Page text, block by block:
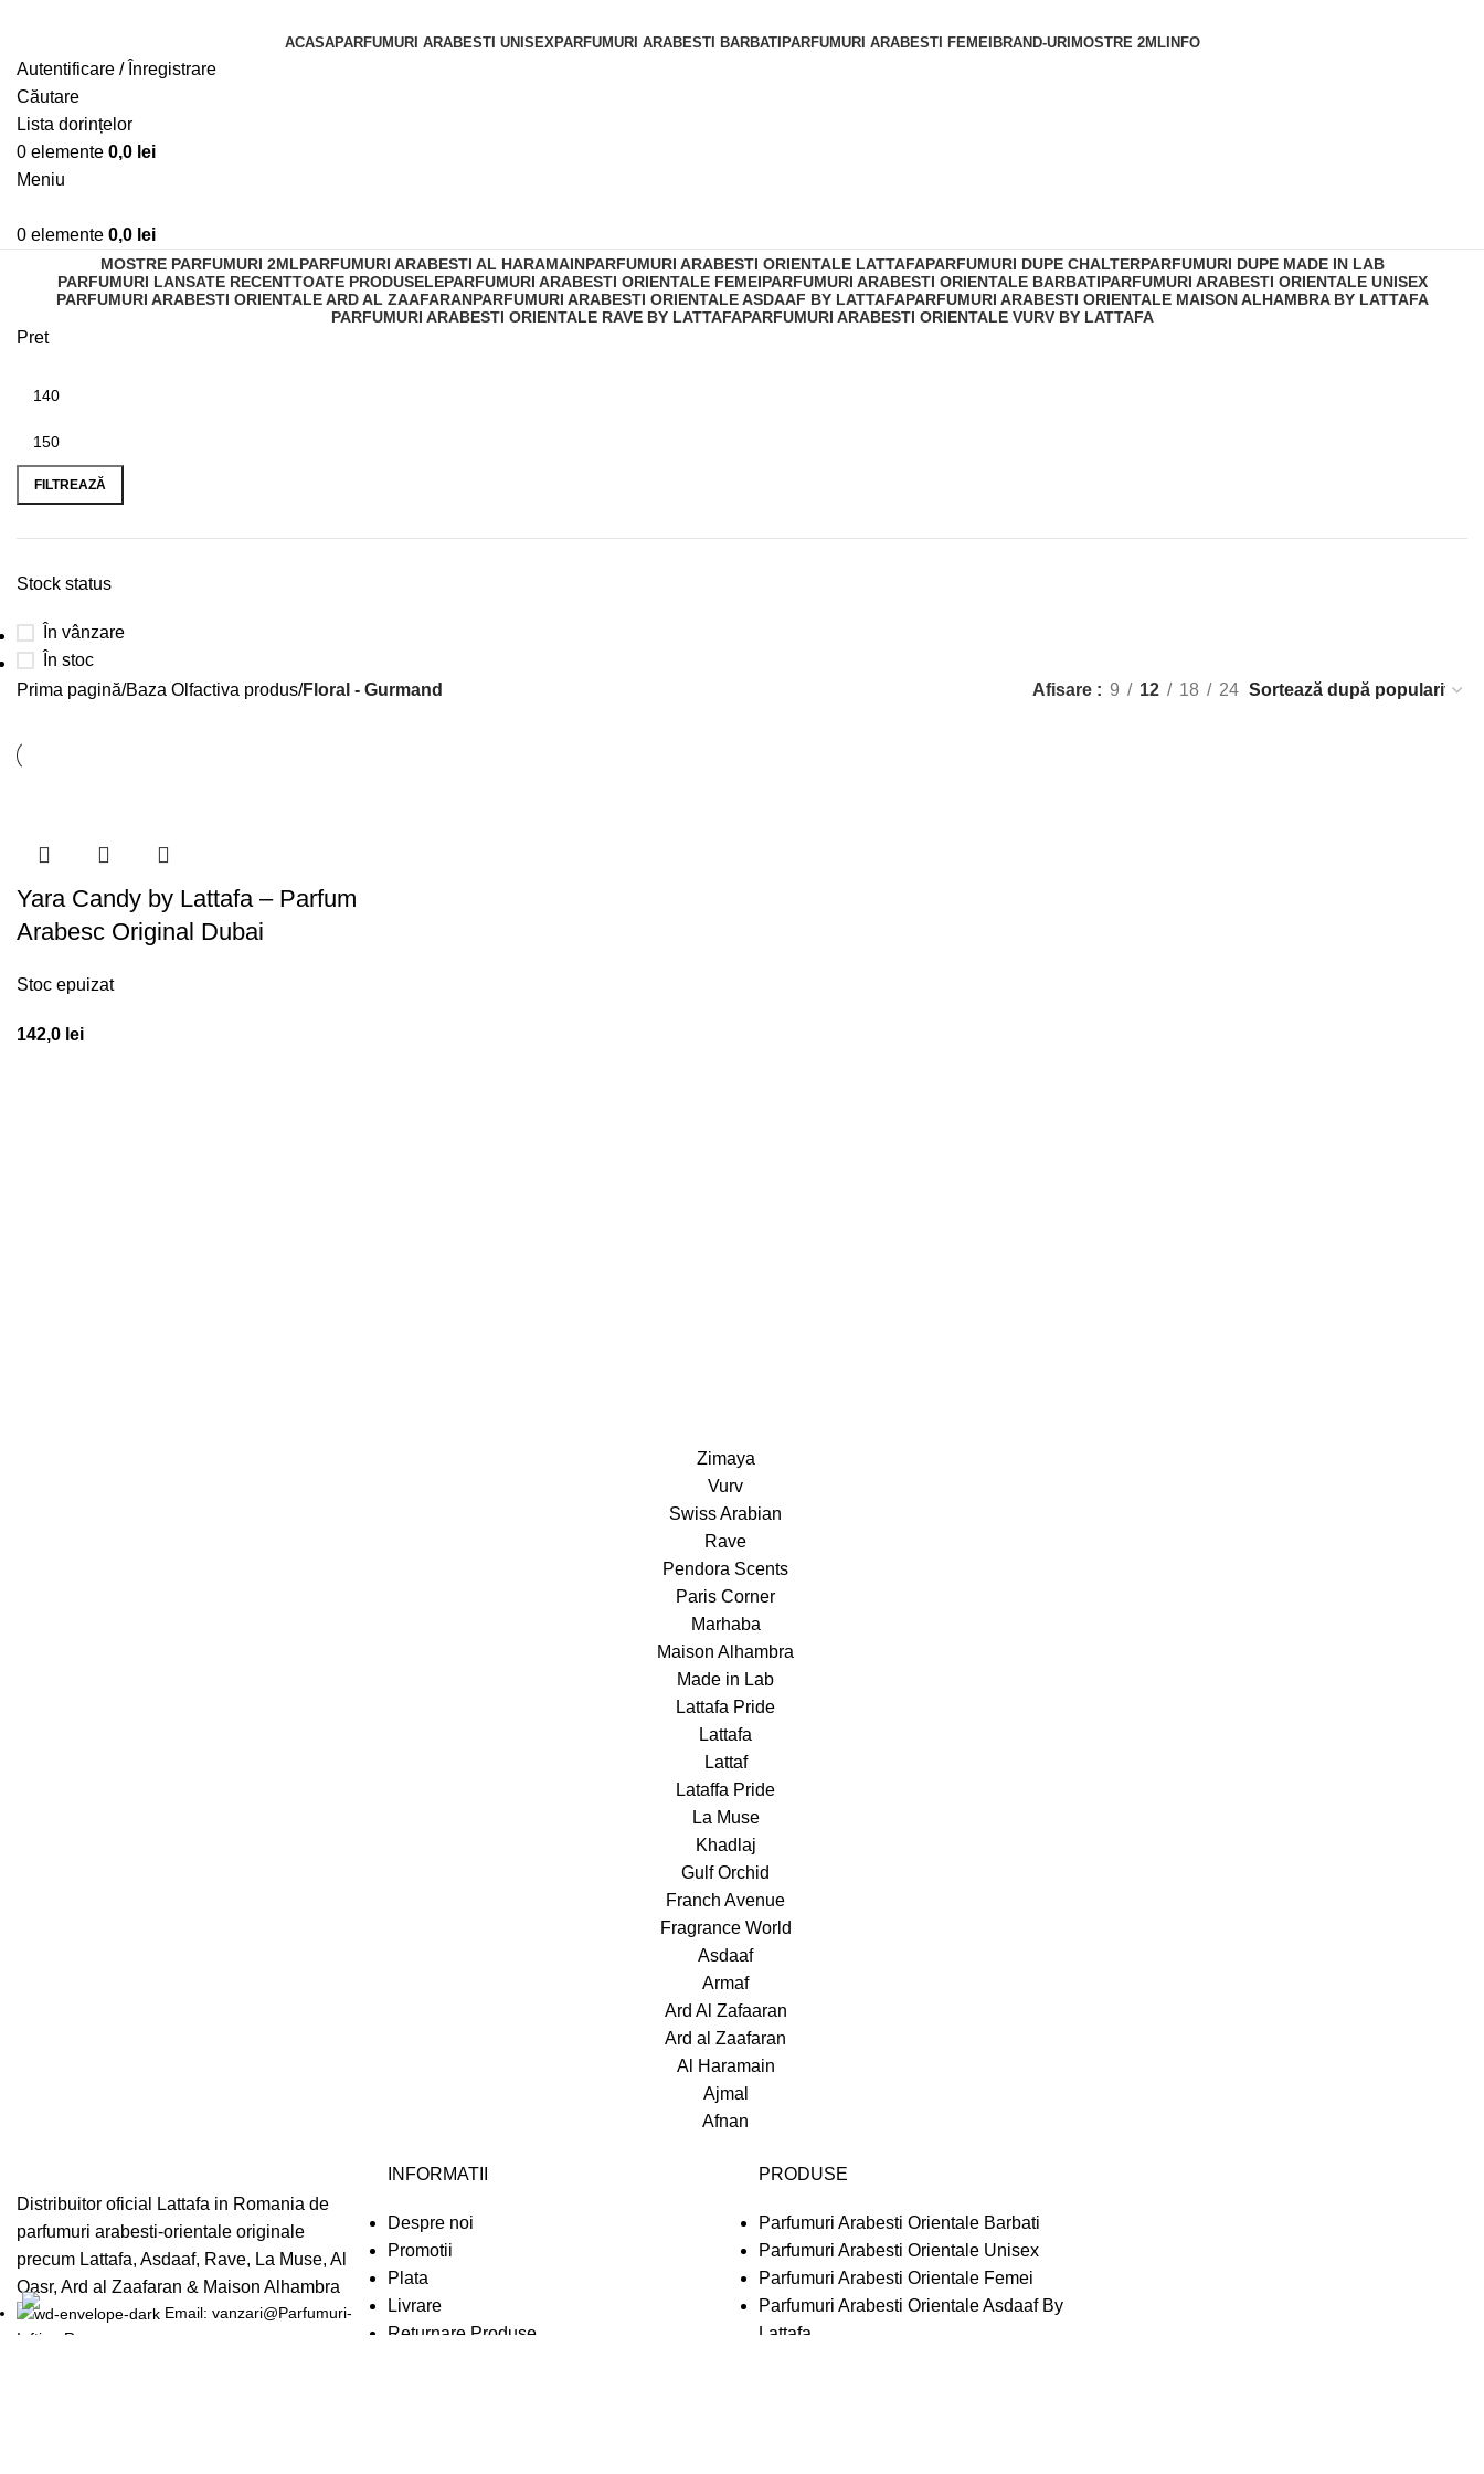
ACASAPARFUMURI ARABESTI UNISEXPARFUMURI ARABESTI BARBATI PARFUMURI ARABESTI FEMEI BRAND-URI MOSTRE 2MLINFO
Autentificare / Înregistrare
Căutare
Lista dorințelor
0 elemente 0,0 lei
Meniu
0 elemente 0,0 lei
MOSTRE PARFUMURI 2MLPARFUMURI ARABESTI AL HARAMAINPARFUMURI ARABESTI ORIENTALE LATTAFAPARFUMURI DUPE CHALTERPARFUMURI DUPE MADE IN LAB
PARFUMURI LANSATE RECENTTOATE PRODUSELEPARFUMURI ARABESTI ORIENTALE FEMEIPARFUMURI ARABESTI ORIENTALE BARBATIPARFUMURI ARABESTI ORIENTALE UNISEX
PARFUMURI ARABESTI ORIENTALE ARD AL ZAAFARANPARFUMURI ARABESTI ORIENTALE ASDAAF BY LATTAFAPARFUMURI ARABESTI ORIENTALE MAISON ALHAMBRA BY LATTAFA
PARFUMURI ARABESTI ORIENTALE RAVE BY LATTAFAPARFUMURI ARABESTI ORIENTALE VURV BY LATTAFA
Pret
FILTREAZĂ
Stock status
În vânzare
În stoc
Prima pagină Baza Olfactiva produs Floral - Gurmand Afisare 9 12 18 24
Yara Candy by Lattafa – Parfum
Arabesc Original Dubai
Stoc epuizat
142,0 lei
Zimaya
Vurv
Swiss Arabian
Rave
Pendora Scents
Paris Corner
Marhaba
Maison Alhambra
Made in Lab
Lattafa Pride
Lattafa
Lattaf
Lataffa Pride
La Muse
Khadlaj
Gulf Orchid
Franch Avenue
Fragrance World
Asdaaf
Armaf
Ard Al Zafaaran
Ard al Zaafaran
Al Haramain
Ajmal
Afnan
Distribuitor oficial Lattafa in Romania de
parfumuri arabesti-orientale originale
precum Lattafa, Asdaaf, Rave, La Muse, Al
Qasr, Ard al Zaafaran & Maison Alhambra
Email: vanzari@Parfumuri-
Ieftine.Ro
INFORMATII
Despre noi
Promotii
Plata
Livrare
Returnare Produse
PRODUSE
Parfumuri Arabesti Orientale Barbati
Parfumuri Arabesti Orientale Unisex
Parfumuri Arabesti Orientale Femei
Parfumuri Arabesti Orientale Asdaaf By
Lattafa